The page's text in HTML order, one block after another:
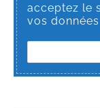
acceptez le
vos